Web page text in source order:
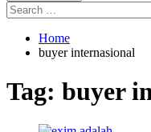
Search
for:
Home
buyer internasional
Tag: buyer